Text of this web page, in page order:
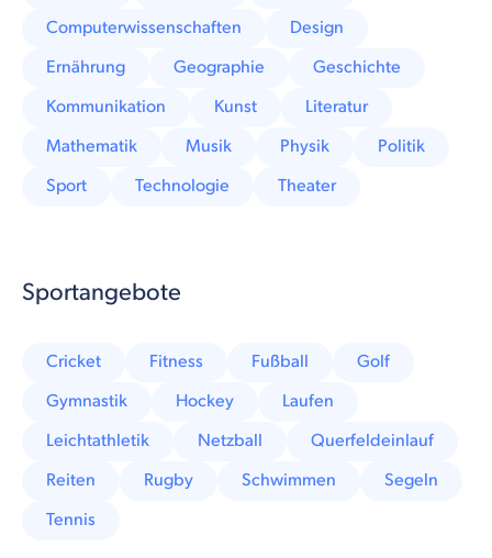
Computerwissenschaften
Design
Ernährung
Geographie
Geschichte
Kommunikation
Kunst
Literatur
Mathematik
Musik Physik
Politik
Sport
Technologie Theater
Sportangebote
Cricket Fitness Fußball
Golf
Gymnastik
Hockey
Laufen
Leichtathletik
Netzball
Querfeldeinlauf
Reiten
Rugby Schwimmen
Segeln
Tennis